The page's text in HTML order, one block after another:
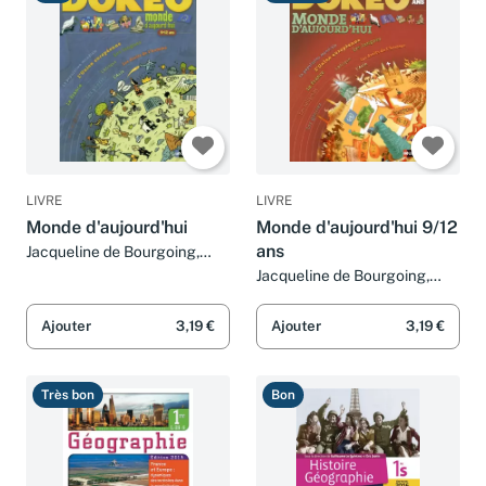
LIVRE
Monde d'aujourd'hui
Jacqueline de Bourgoing,
Ajouter 3,19 €
LIVRE
Monde d'aujourd'hui 9/12
ans
Jacqueline de Bourgoing,
Michèle Longour et Collectif
Ajouter 3,19 €
Très bon Bon